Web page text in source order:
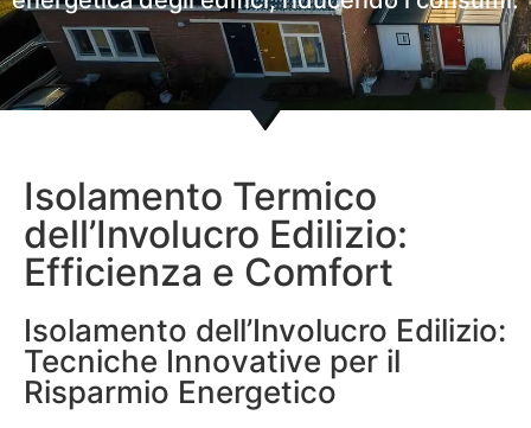
Isolamento Termico
dell’Involucro Edilizio:
Efficienza e Comfort
Isolamento dell’Involucro Edilizio:
Tecniche Innovative per il
Risparmio Energetico